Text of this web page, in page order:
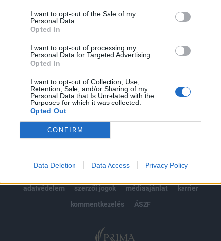
I want to opt-out of the Sale of my
Personal Data.
Opted In
I want to opt-out of processing my
Personal Data for Targeted Advertising.
Opted In
I want to opt-out of Collection, Use,
Retention, Sale, and/or Sharing of my
Personal Data that Is Unrelated with the
Purposes for which it was collected.
Opted Out
CONFIRM
Data Deletion Data Access Privacy Policy
kötéslistái
Előfizetés
MÁR ELŐFIZETŐNK VAGY?BEJELENTKEZÉS
adatvédelem
szerzői jogok médiaajánlat
karrier
kommentkezelés
ÁSZF